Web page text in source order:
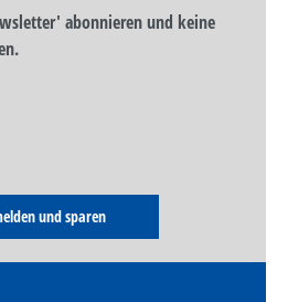
abonnieren und keine
und sparen